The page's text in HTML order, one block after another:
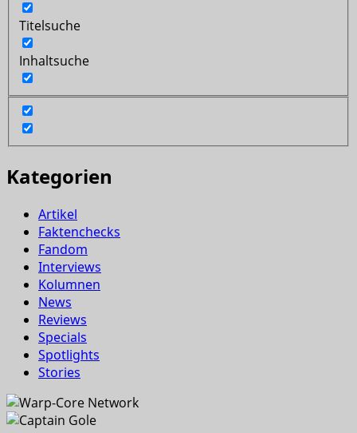
Titelsuche
Inhaltsuche
Kategorien
Artikel
Faktenchecks
Fandom
Interviews
Kolumnen
News
Reviews
Specials
Spotlights
Stories